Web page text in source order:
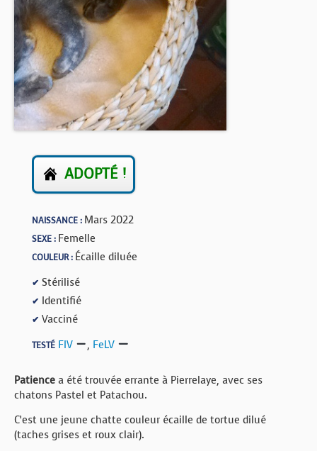
BOUTIQUE
FORUM
ADOPTÉ !
NAISSANCE : Mars 2022
SEXE : Femelle
COULEUR : Écaille diluée
✔ Stérilisé
✔ Identifié
✔ Vacciné
TESTÉ FIV , FeLV
Patience a été trouvée errante à Pierrelaye, avec ses
chatons Pastel et Patachou.
C’est une jeune chatte couleur écaille de tortue dilué
(taches grises et roux clair).